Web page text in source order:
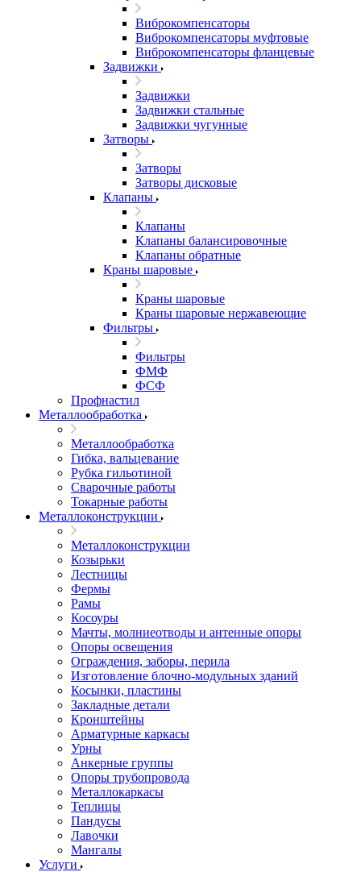
Виброкомпенсаторы
Виброкомпенсаторы муфтовые
Виброкомпенсаторы фланцевые
Задвижки
Задвижки
Задвижки стальные
Задвижки чугунные
Затворы
Затворы
Затворы дисковые
Клапаны
Клапаны
Клапаны балансировочные
Клапаны обратные
Краны шаровые
Краны шаровые
Краны шаровые нержавеющие
Фильтры
Фильтры
ФМФ
ФСФ
Профнастил
Металлообработка
Металлообработка
Гибка, вальцевание
Рубка гильотиной
Сварочные работы
Токарные работы
Металлоконструкции
Металлоконструкции
Козырьки
Лестницы
Фермы
Рамы
Косоуры
Мачты, молниеотводы и антенные опоры
Опоры освещения
Ограждения, заборы, перила
Изготовление блочно-модульных зданий
Косынки, пластины
Закладные детали
Кронштейны
Арматурные каркасы
Урны
Анкерные группы
Опоры трубопровода
Металлокаркасы
Теплицы
Пандусы
Лавочки
Мангалы
Услуги